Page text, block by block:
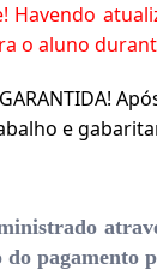
Havendo
o aluno
GARANTIDA!
e
do pagamento